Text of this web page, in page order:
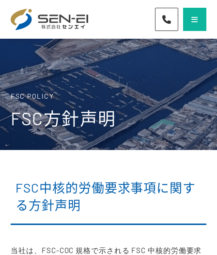
072-436-
FSC POLICY
FSC方針声明
FSC中核的労働要求事項に関す
る方針声明
当社は、FSC-COC 規格で示される FSC 中核的労働要求